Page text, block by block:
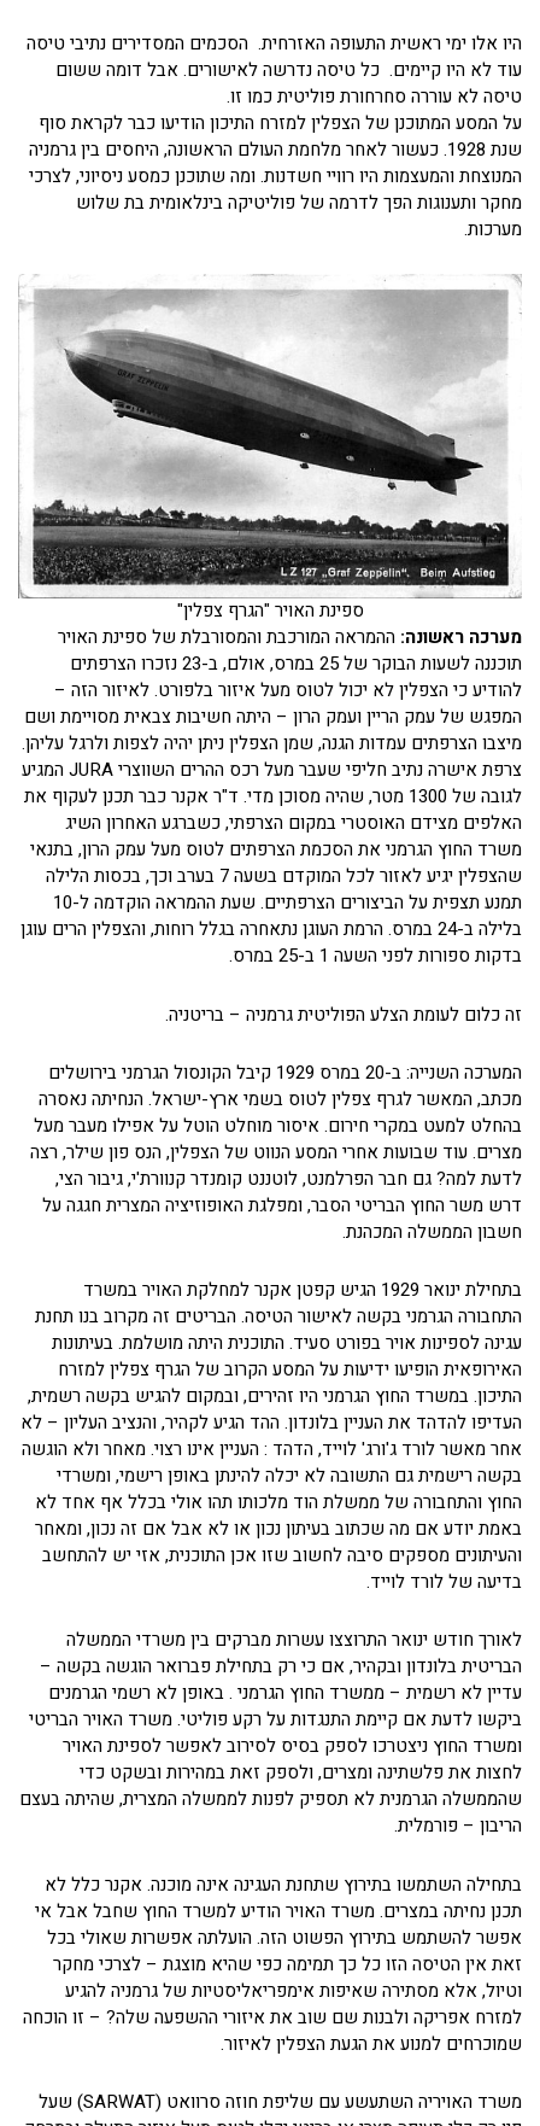
היו אלו ימי ראשית התעופה האזרחית. הסכמים המסדירים נתיבי טיסה
עוד לא היו קיימים. כל טיסה נדרשה לאישורים. אבל דומה ששום
טיסה לא עוררה סחרחורת פוליטית כמו זו.
על המסע המתוכנן של הצפלין למזרח התיכון הודיעו כבר לקראת סוף
שנת 1928. כעשור לאחר מלחמת העולם הראשונה, היחסים בין גרמניה
המנוצחת והמעצמות היו רוויי חשדנות. ומה שתוכנן כמסע ניסיוני, לצרכי
מחקר ותענוגות הפך לדרמה של פוליטיקה בינלאומית בת שלוש
מערכות.
ספינת האויר "הגרף צפלין"
מערכה ראשונה: ההמראה המורכבת והמסורבלת של ספינת האויר
תוכננה לשעות הבוקר של 25 במרס, אולם, ב-23 נזכרו הצרפתים
להודיע כי הצפלין לא יכול לטוס מעל איזור בלפורט. לאיזור הזה –
המפגש של עמק הריין ועמק הרון – היתה חשיבות צבאית מסויימת ושם
מיצבו הצרפתים עמדות הגנה, שמן הצפלין ניתן יהיה לצפות ולרגל עליהן.
צרפת אישרה נתיב חליפי שעבר מעל רכס ההרים השווצרי JURA המגיע
לגובה של 1300 מטר, שהיה מסוכן מדי. ד"ר אקנר כבר תכנן לעקוף את
האלפים מצידם האוסטרי במקום הצרפתי, כשברגע האחרון השיג
משרד החוץ הגרמני את הסכמת הצרפתים לטוס מעל עמק הרון, בתנאי
שהצפלין יגיע לאזור לכל המוקדם בשעה 7 בערב וכך, בכסות הלילה
תמנע תצפית על הביצורים הצרפתיים. שעת ההמראה הוקדמה ל-10
בלילה ב-24 במרס. הרמת העוגן נתאחרה בגלל רוחות, והצפלין הרים עוגן
בדקות ספורות לפני השעה 1 ב-25 במרס.
זה כלום לעומת הצלע הפוליטית גרמניה – בריטניה.
המערכה השנייה: ב-20 במרס 1929 קיבל הקונסול הגרמני בירושלים
מכתב, המאשר לגרף צפלין לטוס בשמי ארץ-ישראל. הנחיתה נאסרה
בהחלט למעט במקרי חירום. איסור מוחלט הוטל על אפילו מעבר מעל
מצרים. עוד שבועות אחרי המסע הנווט של הצפלין, הנס פון שילר, רצה
לדעת למה? גם חבר הפרלמנט, לוטננט קומנדר קנוורת'י, גיבור הצי,
דרש משר החוץ הבריטי הסבר, ומפלגת האופוזיציה המצרית חגגה על
חשבון הממשלה המכהנת.
בתחילת ינואר 1929 הגיש קפטן אקנר למחלקת האויר במשרד
התחבורה הגרמני בקשה לאישור הטיסה. הבריטים זה מקרוב בנו תחנת
עגינה לספינות אויר בפורט סעיד. התוכנית היתה מושלמת. בעיתונות
האירופאית הופיעו ידיעות על המסע הקרוב של הגרף צפלין למזרח
התיכון. במשרד החוץ הגרמני היו זהירים, ובמקום להגיש בקשה רשמית,
העדיפו להדהד את העניין בלונדון. ההד הגיע לקהיר, והנציב העליון – לא
אחר מאשר לורד ג'ורג' לוייד, הדהד : העניין אינו רצוי. מאחר ולא הוגשה
בקשה רישמית גם התשובה לא יכלה להינתן באופן רישמי, ומשרדי
החוץ והתחבורה של ממשלת הוד מלכותו תהו אולי בכלל אף אחד לא
באמת יודע אם מה שכתוב בעיתון נכון או לא אבל אם זה נכון, ומאחר
והעיתונים מספקים סיבה לחשוב שזו אכן התוכנית, אזי יש להתחשב
בדיעה של לורד לוייד.
לאורך חודש ינואר התרוצצו עשרות מברקים בין משרדי הממשלה
הבריטית בלונדון ובקהיר, אם כי רק בתחילת פברואר הוגשה בקשה –
עדיין לא רשמית – ממשרד החוץ הגרמני . באופן לא רשמי הגרמנים
ביקשו לדעת אם קיימת התנגדות על רקע פוליטי. משרד האויר הבריטי
ומשרד החוץ ניצטרכו לספק בסיס לסירוב לאפשר לספינת האויר
לחצות את פלשתינה ומצרים, ולספק זאת במהירות ובשקט כדי
שהממשלה הגרמנית לא תספיק לפנות לממשלה המצרית, שהיתה בעצם
הריבון – פורמלית.
בתחילה השתמשו בתירוץ שתחנת העגינה אינה מוכנה. אקנר כלל לא
תכנן נחיתה במצרים. משרד האויר הודיע למשרד החוץ שחבל אבל אי
אפשר להשתמש בתירוץ הפשוט הזה. הועלתה אפשרות שאולי בכל
זאת אין הטיסה הזו כל כך תמימה כפי שהיא מוצגת – לצרכי מחקר
וטיול, אלא מסתירה שאיפות אימפריאליסטיות של גרמניה להגיע
למזרח אפריקה ולבנות שם שוב את איזורי ההשפעה שלה? – זו הוכחה
שמוכרחים למנוע את הגעת הצפלין לאיזור.
משרד האויריה השתעשע עם שליפת חוזה סרוואט (SARWAT) שעל